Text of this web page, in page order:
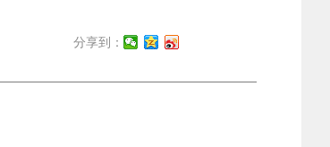
分享到：